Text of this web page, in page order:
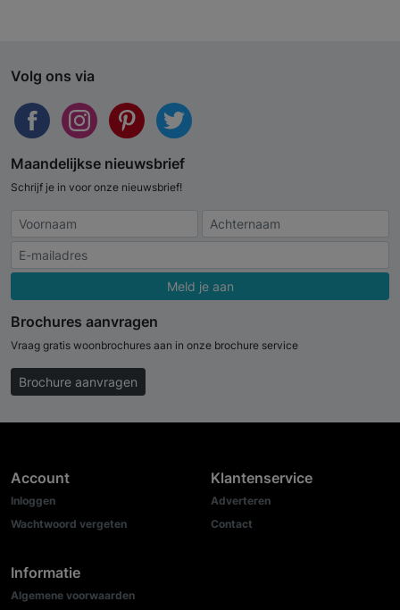
Volg ons via
Maandelijkse nieuwsbrief
Schrijf je in voor onze nieuwsbrief!
Meld je aan
Brochures aanvragen
Vraag gratis woonbrochures aan in onze brochure service
Brochure aanvragen
Account
Inloggen
Wachtwoord vergeten
Informatie
Algemene voorwaarden
Klantenservice
Adverteren
Contact